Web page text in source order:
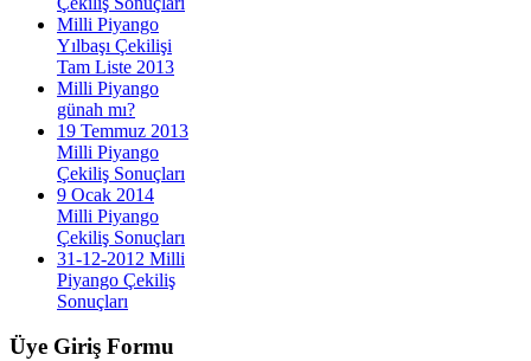
Milli Piyango
Yılbaşı Çekilişi
Tam Liste 2013
Milli Piyango
günah mı?
19 Temmuz 2013
Milli Piyango
Çekiliş Sonuçları
9 Ocak 2014
Milli Piyango
Çekiliş Sonuçları
31-12-2012 Milli
Piyango Çekiliş
Sonuçları
Üye Giriş Formu